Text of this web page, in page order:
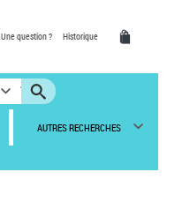
Une question ? Historique
AUTRES RECHERCHES